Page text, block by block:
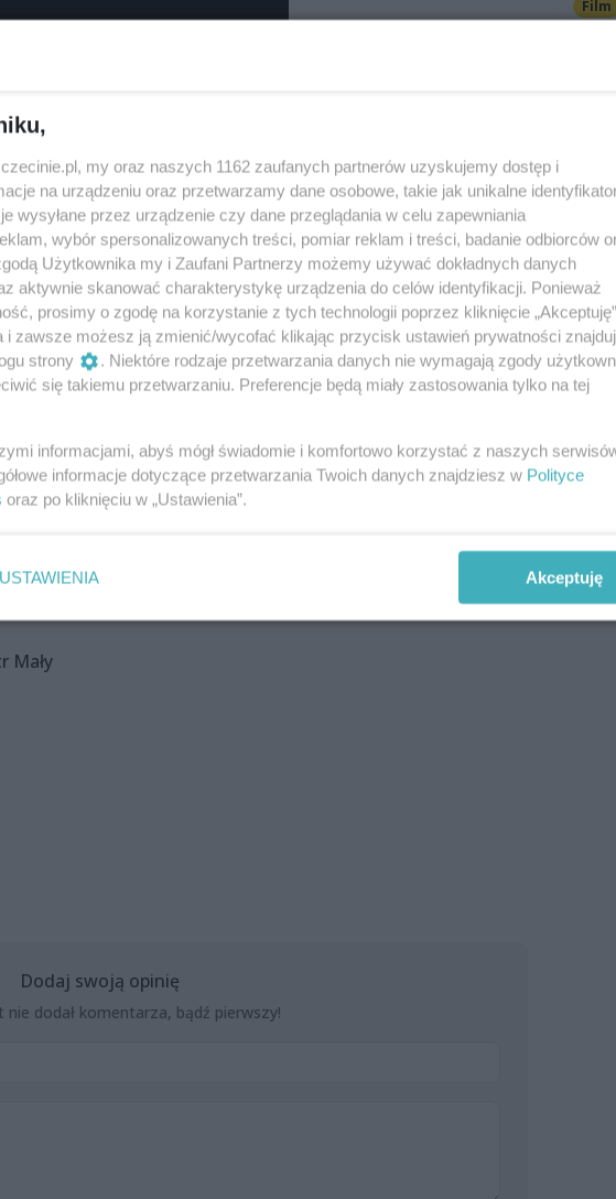
Mały
Dodaj swoją opinię
nie dodał komentarza, bądź pierwszy!
Film
9
OFF
my oraz naszych 1162 zaufanych partnerów uzyskujemy dostęp i
na urządzeniu oraz przetwarzamy dane osobowe, takie jak unikalne
wysyłane przez urządzenie czy dane przeglądania w celu zapewniania
wybór spersonalizowanych treści, pomiar reklam i treści, badanie odbiorców
Użytkownika my i Zaufani Partnerzy możemy używać dokładnych danych
aktywnie skanować charakterystykę urządzenia do celów identyfikacji. Ponieważ
prosimy o zgodę na korzystanie z tych technologii poprzez kliknięcie
i zawsze możesz ją zmienić/wycofać klikając przycisk ustawień prywatności
strony
. Niektóre rodzaje przetwarzania danych nie wymagają zgody
się takiemu przetwarzaniu. Preferencje będą miały zastosowania tylko na tej
informacjami, abyś mógł świadomie i komfortowo korzystać z naszych
informacje dotyczące przetwarzania Twoich danych znajdziesz w Polityce
oraz po kliknięciu w „Ustawienia”.
USTAWIENIA Akceptuję